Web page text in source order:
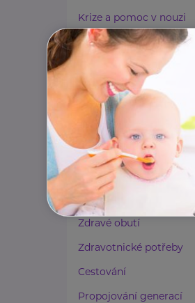
Krize a pomoc v nouzi
Paliativní péče
Rady a tipy
Harmonie duše a těla
Zaměstnávání osob ze
zdravotním
postižením
Lázeňství a wellness
Zdravé spaní a sezení
Zdravé obutí
Zdravotnické potřeby
Cestování
Propojování generací